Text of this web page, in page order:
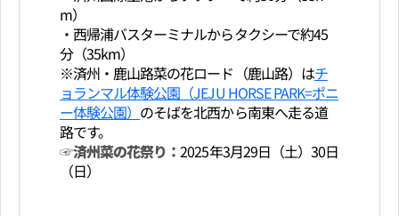
m）
・西帰浦バスターミナルからタクシーで約45
分（35km）
※済州・鹿山路菜の花ロード（鹿山路）はチ
ョランマル体験公園（JEJU HORSE PARK=ポニ
ー体験公園） のそばを北西から南東へ走る道
路です。
☞済州菜の花祭り：2025年3月29日（土）30日
（日）